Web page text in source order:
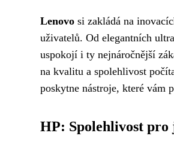
Lenovo si zakládá na
uživatelů. Od elegantních
uspokojí i ty nejnáročnější
na kvalitu a spolehlivost
poskytne nástroje, které vám
HP: Spolehlivost